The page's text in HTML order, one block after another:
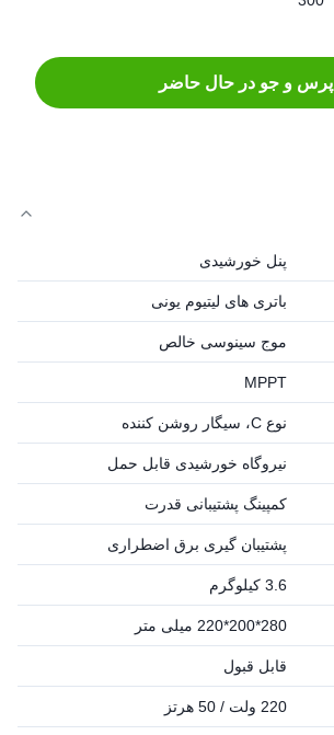
پرس و جو در حال حاضر
پنل خورشیدی
باتری های لیتیوم یونی
موج سینوسی خالص
MPPT
نوع C، سیگار روشن کننده
نیروگاه خورشیدی قابل حمل
کمپینگ پشتیبانی قدرت
پشتیبان گیری برق اضطراری
3.6 کیلوگرم
280*200*220 میلی متر
قابل قبول
220 ولت / 50 هرتز